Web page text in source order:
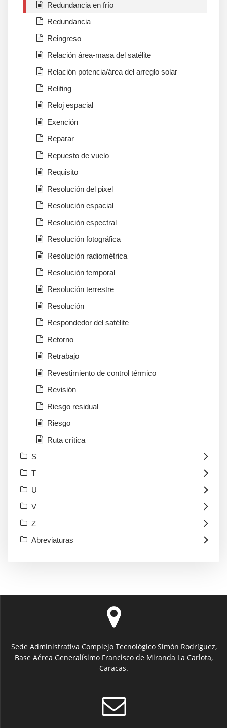
Redundancia en frío
Redundancia
Reingreso
Relación área-masa del satélite
Relación potencia/área del arreglo solar
Relifing
Reloj espacial
Exención
Reparar
Repuesto de vuelo
Requisito
Resolución del pixel
Resolución espacial
Resolución espectral
Resolución fotográfica
Resolución radiométrica
Resolución temporal
Resolución terrestre
Resolución
Respondedor del satélite
Retorno
Retrabajo
Revestimiento de control térmico
Revisión
Riesgo residual
Riesgo
Ruta crítica
S
T
U
V
Z
Abreviaturas
Sede Administrativa Complejo Tecnológico Simón Rodríguez,
Base Aérea Generalísimo Francisco de Miranda La Carlota,
Caracas.